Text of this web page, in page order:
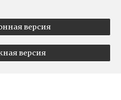
версия
версия